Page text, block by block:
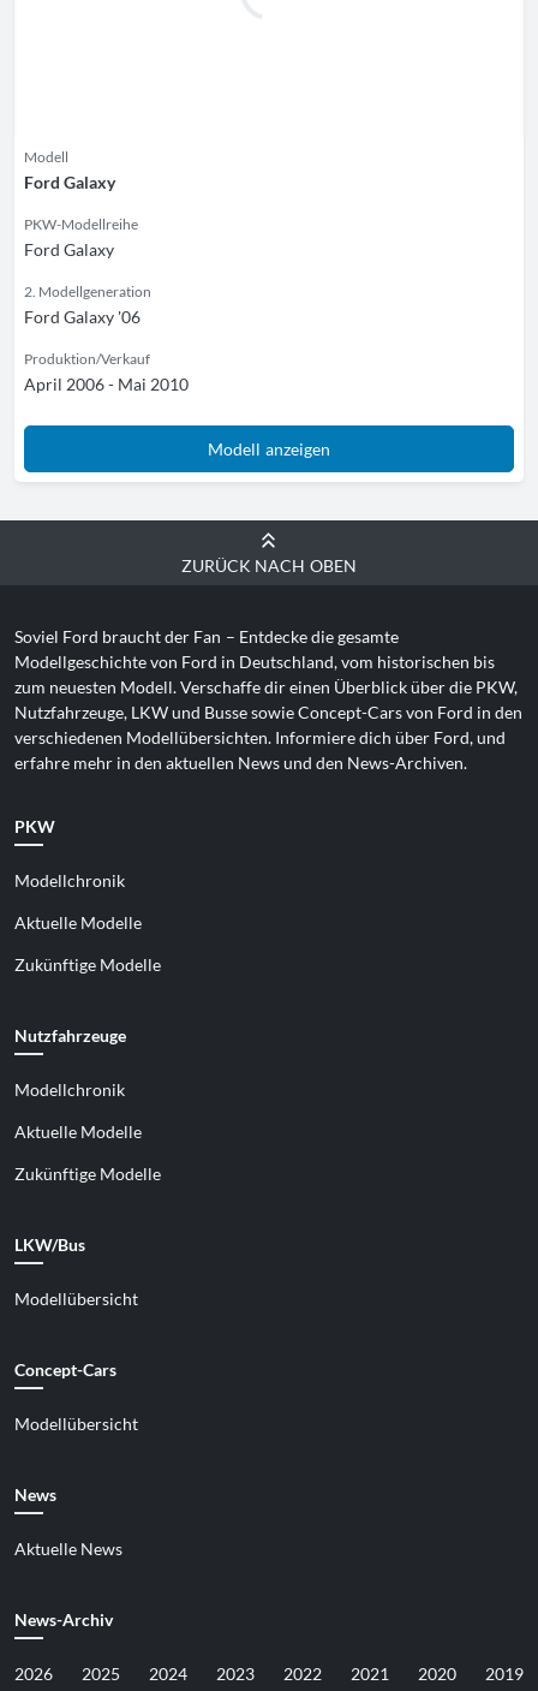
Modell
Ford Galaxy
PKW-Modellreihe
Ford Galaxy
2. Modellgeneration
Ford Galaxy '06
Produktion/Verkauf
April 2006 - Mai 2010
Modell anzeigen
ZURÜCK NACH OBEN
Soviel Ford braucht der Fan – Entdecke die gesamte
Modellgeschichte von Ford in Deutschland, vom historischen bis
zum neuesten Modell. Verschaffe dir einen Überblick über die PKW,
Nutzfahrzeuge, LKW und Busse sowie Concept-Cars von Ford in den
verschiedenen Modellübersichten. Informiere dich über Ford, und
erfahre mehr in den aktuellen News und den News-Archiven.
PKW
Modellchronik
Aktuelle Modelle
Zukünftige Modelle
Nutzfahrzeuge
Modellchronik
Aktuelle Modelle
Zukünftige Modelle
LKW/Bus
Modellübersicht
Concept-Cars
Modellübersicht
News
Aktuelle News
News-Archiv
2026 2025 2024 2023 2022 2021 2020 2019